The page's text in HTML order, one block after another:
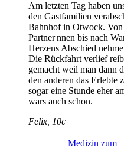
Am letzten Tag haben
den Gastfamilien
Bahnhof in Otwock. Von
Partner|nnen bis nach
Herzens Abschied
Die Rückfahrt verlief
gemacht weil man dann
den anderen das Erlebte
sogar eine Stunde eher
wars auch schon.
Felix, 10c
Medizin zum